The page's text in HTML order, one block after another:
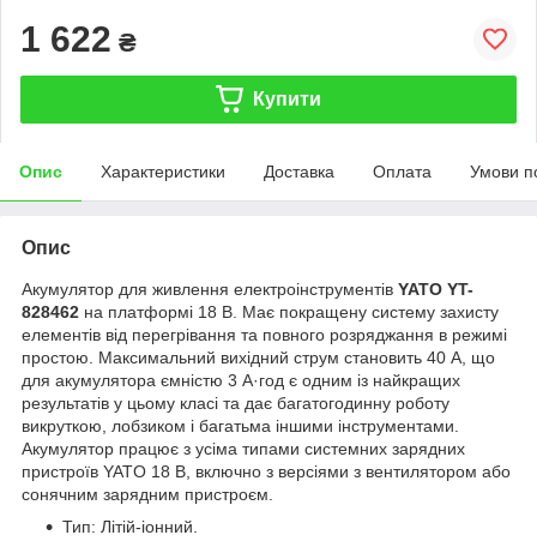
1 622 ₴
Купити
Опис Характеристики Доставка Оплата Умови
Опис
Акумулятор для живлення електроінструментів YATO YT-
828462 на платформі 18 В. Має покращену систему захисту
елементів від перегрівання та повного розряджання в режимі
простою. Максимальний вихідний струм становить 40 А, що
для акумулятора ємністю 3 А·год є одним із найкращих
результатів у цьому класі та дає багатогодинну роботу
викруткою, лобзиком і багатьма іншими інструментами.
Акумулятор працює з усіма типами системних зарядних
пристроїв YATO 18 В, включно з версіями з вентилятором або
сонячним зарядним пристроєм.
Тип: Літій-іонний.